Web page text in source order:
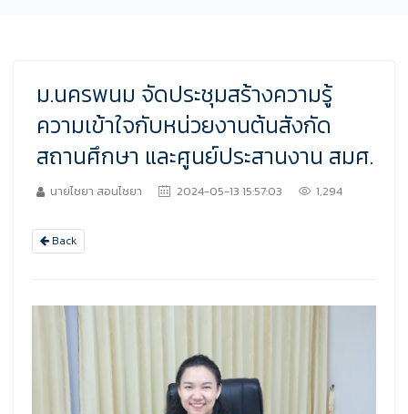
ม.นครพนม จัดประชุมสร้างความรู้
ความเข้าใจกับหน่วยงานต้นสังกัด
สถานศึกษา และศูนย์ประสานงาน สมศ.
นายไชยา สอนไชยา 2024-05-13 15:57:03 1,294
Back